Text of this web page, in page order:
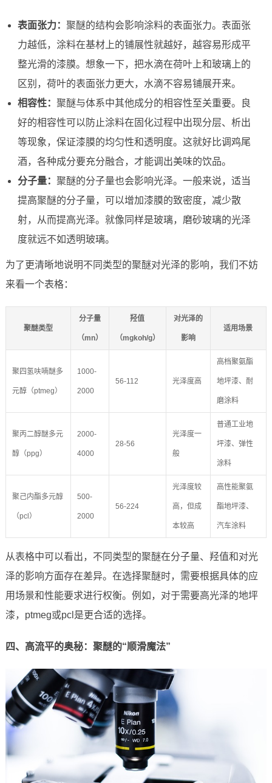
表面张力： 聚醚的结构会影响涂料的表面张力。表面张
力越低，涂料在基材上的铺展性就越好，越容易形成平
整光滑的漆膜。想象一下，把水滴在荷叶上和玻璃上的
区别，荷叶的表面张力更大，水滴不容易铺展开来。
相容性： 聚醚与体系中其他成分的相容性至关重要。良
好的相容性可以防止涂料在固化过程中出现分层、析出
等现象，保证漆膜的均匀性和透明度。这就好比调鸡尾
酒，各种成分要充分融合，才能调出美味的饮品。
分子量： 聚醚的分子量也会影响光泽。一般来说，适当
提高聚醚的分子量，可以增加漆膜的致密度，减少散
射，从而提高光泽。就像同样是玻璃，磨砂玻璃的光泽
度就远不如透明玻璃。
为了更清晰地说明不同类型的聚醚对光泽的影响，我们不妨
来看一个表格：
聚醚类型
分子量
（mn）
羟值
（mgkoh/g）
对光泽的
影响
适用场景
聚四氢呋喃醚多
元醇（ptmeg）
1000-
2000
56-112 光泽度高
高档聚氨酯
地坪漆、耐
磨涂料
聚丙二醇醚多元
醇（ppg）
2000-
4000
28-56
光泽度一
般
普通工业地
坪漆、弹性
涂料
聚己内酯多元醇
（pcl）
500-
2000
56-224
光泽度较
高，但成
本较高
高性能聚氨
酯地坪漆、
汽车涂料
从表格中可以看出，不同类型的聚醚在分子量、羟值和对光
泽的影响方面存在差异。在选择聚醚时，需要根据具体的应
用场景和性能要求进行权衡。例如，对于需要高光泽的地坪
漆，ptmeg或pcl是更合适的选择。
四、高流平的奥秘：聚醚的“顺滑魔法”